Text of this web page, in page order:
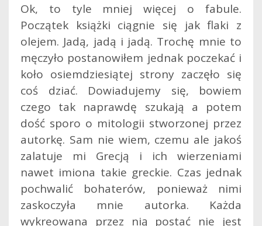
Ok, to tyle mniej więcej o fabule.
Początek książki ciągnie się jak flaki z
olejem. Jadą, jadą i jadą. Trochę mnie to
męczyło postanowiłem jednak poczekać i
koło osiemdziesiątej strony zaczęło się
coś dziać. Dowiadujemy się, bowiem
czego tak naprawdę szukają a potem
dość sporo o mitologii stworzonej przez
autorkę. Sam nie wiem, czemu ale jakoś
zalatuje mi Grecją i ich wierzeniami
nawet imiona takie greckie. Czas jednak
pochwalić bohaterów, ponieważ nimi
zaskoczyła mnie autorka. Każda
wykreowana przez nią postać nie jest